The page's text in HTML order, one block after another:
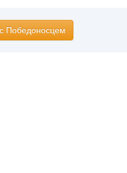
Победоносцем